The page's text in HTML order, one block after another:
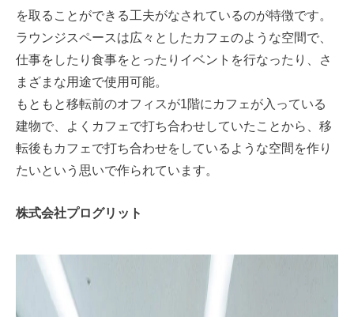
を取ることができる工夫がなされているのが特徴です。
ラウンジスペースは広々としたカフェのような空間で、
仕事をしたり食事をとったりイベントを行なったり、さ
まざまな用途で使用可能。
もともと移転前のオフィスが1階にカフェが入っている
建物で、よくカフェで打ち合わせしていたことから、移
転後もカフェで打ち合わせをしているような空間を作り
たいという思いで作られています。
株式会社プログリット